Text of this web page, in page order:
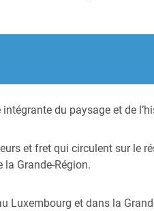
du paysage et de
et fret qui circulent sur le
la Grande-Région.
Luxembourg et dans la